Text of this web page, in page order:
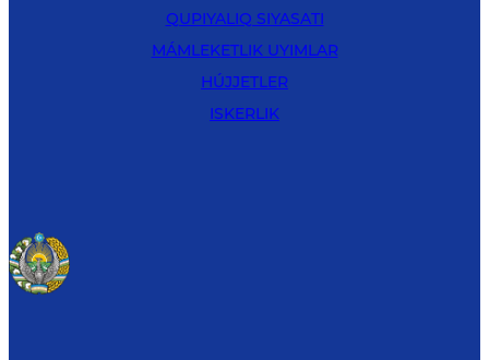
QUPIYALIQ SIYASATI
MÁMLEKETLIK UYIMLAR
HÚJJETLER
ISKERLIK